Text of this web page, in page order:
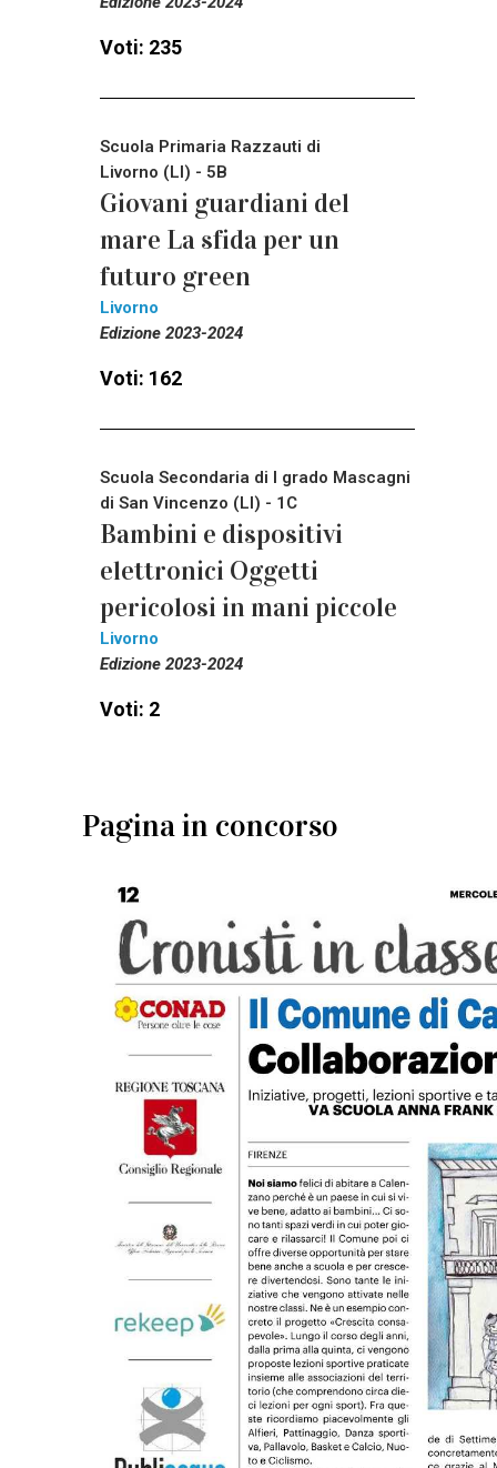
Voti: 235
Scuola Primaria Razzauti di
Livorno (LI) - 5B
Giovani guardiani del
mare La sfida per un
futuro green
Livorno
Edizione 2023-2024
Voti: 162
Scuola Secondaria di I grado Mascagni
di San Vincenzo (LI) - 1C
Bambini e dispositivi
elettronici Oggetti
pericolosi in mani piccole
Livorno
Edizione 2023-2024
Voti: 2
Pagina in concorso